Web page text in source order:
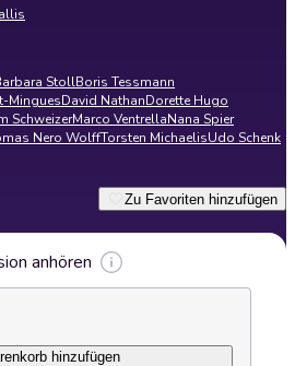
StollBoris Tessmann
MinguesDavid NathanDorette Hugo
SchweizerMarco VentrellaNana Spier
Nero WolffTorsten MichaelisUdo Schenk
Zu Favoriten hinzufügen
anhören
hinzufügen